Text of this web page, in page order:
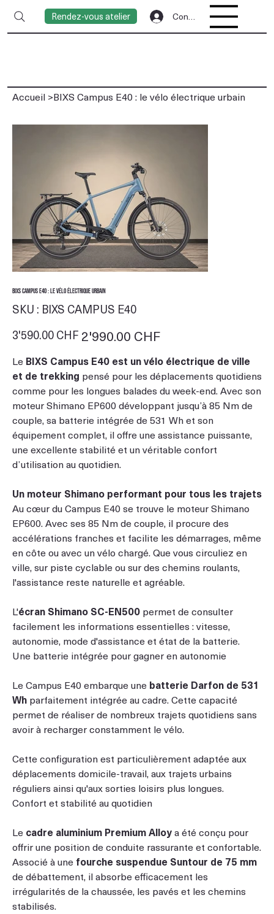
Rendez-vous atelier Connexion
Accueil >BIXS Campus E40 : le vélo électrique urbain
BIXS Campus E40 : le vélo électrique urbain
SKU :
BIXS
BIXS CAMPUS E40
Prix
d’origine
3'590.00 CHF promotionnel
2'990.00 CHF
Le BIXS Campus E40 est un vélo électrique de ville
et de trekking pensé pour les déplacements quotidiens
comme pour les longues balades du week-end. Avec son
moteur Shimano EP600 développant jusqu’à 85 Nm de
couple, sa batterie intégrée de 531 Wh et son
équipement complet, il offre une assistance puissante,
une excellente stabilité et un véritable confort
d’utilisation au quotidien.
Un moteur Shimano performant pour tous les trajets
Au cœur du Campus E40 se trouve le moteur Shimano
EP600. Avec ses 85 Nm de couple, il procure des
accélérations franches et facilite les démarrages, même
en côte ou avec un vélo chargé. Que vous circuliez en
ville, sur piste cyclable ou sur des chemins roulants,
l'assistance reste naturelle et agréable.
L'écran Shimano SC-EN500 permet de consulter
facilement les informations essentielles : vitesse,
autonomie, mode d'assistance et état de la batterie.
Une batterie intégrée pour gagner en autonomie
Le Campus E40 embarque une batterie Darfon de 531
Wh parfaitement intégrée au cadre. Cette capacité
permet de réaliser de nombreux trajets quotidiens sans
avoir à recharger constamment le vélo.
Cette configuration est particulièrement adaptée aux
déplacements domicile-travail, aux trajets urbains
réguliers ainsi qu'aux sorties loisirs plus longues.
Confort et stabilité au quotidien
Le cadre aluminium Premium Alloya été conçu pour
offrir une position de conduite rassurante et confortable.
Associé à une fourche suspendue Suntour de 75 mm
de débattement, il absorbe efficacement les
irrégularités de la chaussée, les pavés et les chemins
stabilisés.